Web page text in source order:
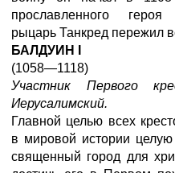
прославленного героя
рыцарь Танкред пережил
БАЛДУИН I
(1058—1118)
Участник Первого
Иерусалимский.
Главной целью всех
в мировой истории
священный город для